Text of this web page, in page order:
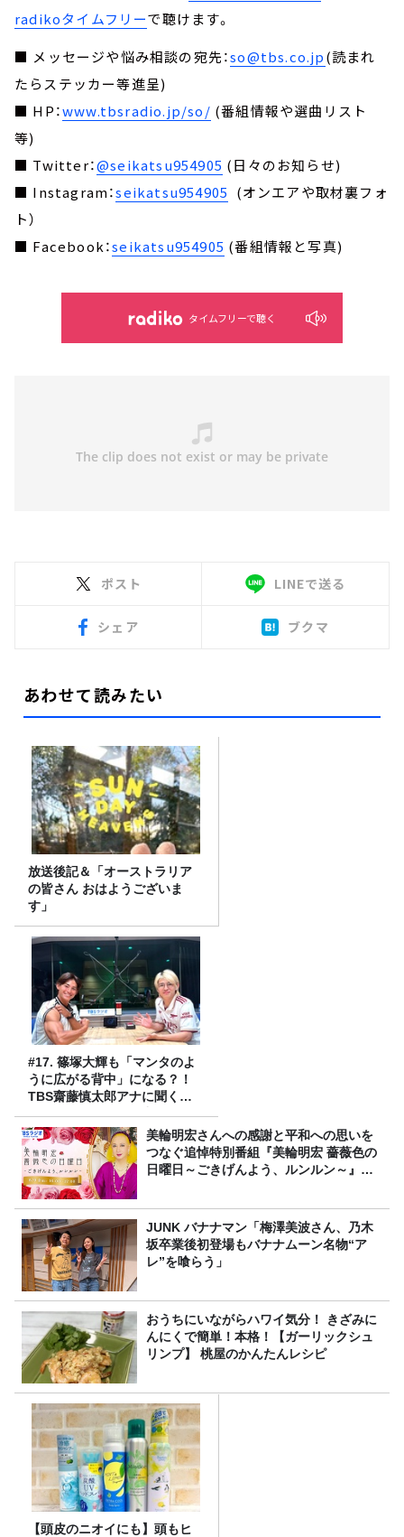
radikoタイムフリーで聴けます。
■ メッセージや悩み相談の宛先：so@tbs.co.jp(読まれ
たらステッカー等進呈)
■ HP：www.tbsradio.jp/so/ (番組情報や選曲リスト
等)
■ Twitter：@seikatsu954905 (日々のお知らせ)
■ Instagram：seikatsu954905 (オンエアや取材裏フォ
ト）
■ Facebook：seikatsu954905 (番組情報と写真)
タイムフリーで聴く
ポスト LINEで送る
シェア ブクマ
あわせて読みたい
放送後記＆「オーストラリア
の皆さん おはようございま
す」
#17. 篠塚大輝も「マンタのよ
うに広がる背中」になる？！
TBS齋藤慎太郎アナに聞くメ
ンズフィジークの魅力！！
美輪明宏さんへの感謝と平和への思いを
つなぐ追悼特別番組『美輪明宏 薔薇色の
日曜日～ごきげんよう、ルンルン～』
JUNK バナナマン「梅澤美波さん、乃木
坂卒業後初登場もバナナムーン名物“ア
レ”を喰らう」
おうちにいながらハワイ気分！ きざみに
んにくで簡単！本格！【ガーリックシュ
リンプ】 桃屋のかんたんレシピ
【頭皮のニオイにも】頭もヒ